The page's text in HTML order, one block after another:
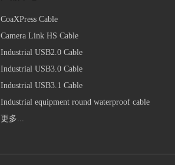
CoaXPress Cable
Camera Link HS Cable
Industrial USB2.0 Cable
Industrial USB3.0 Cable
Industrial USB3.1 Cable
Industrial equipment round waterproof cable
更多...